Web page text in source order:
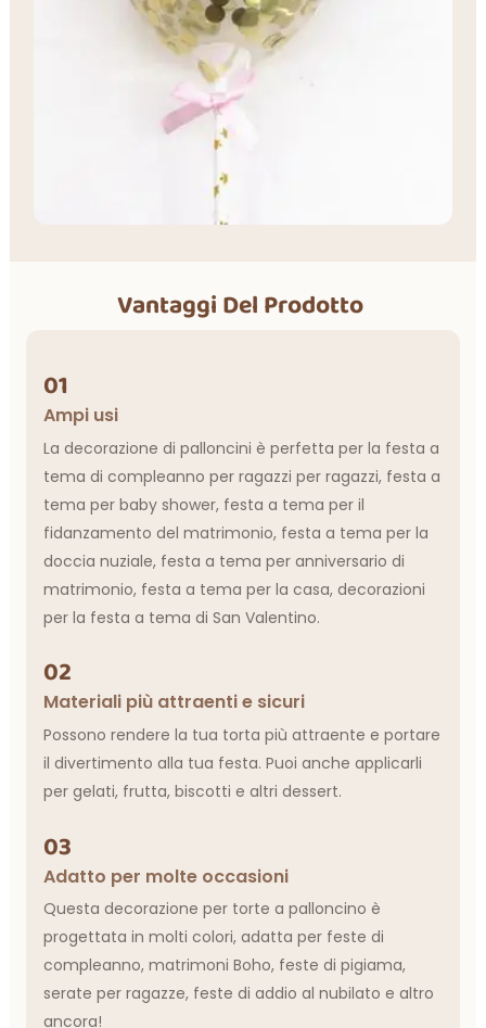
Vantaggi Del Prodotto
01
Ampi usi
La decorazione di palloncini è perfetta per la festa a
tema di compleanno per ragazzi per ragazzi, festa a
tema per baby shower, festa a tema per il
fidanzamento del matrimonio, festa a tema per la
doccia nuziale, festa a tema per anniversario di
matrimonio, festa a tema per la casa, decorazioni
per la festa a tema di San Valentino.
02
Materiali più attraenti e sicuri
Possono rendere la tua torta più attraente e portare
il divertimento alla tua festa. Puoi anche applicarli
per gelati, frutta, biscotti e altri dessert.
03
Adatto per molte occasioni
Questa decorazione per torte a palloncino è
progettata in molti colori, adatta per feste di
compleanno, matrimoni Boho, feste di pigiama,
serate per ragazze, feste di addio al nubilato e altro
ancora!